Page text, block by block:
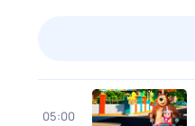
05:00